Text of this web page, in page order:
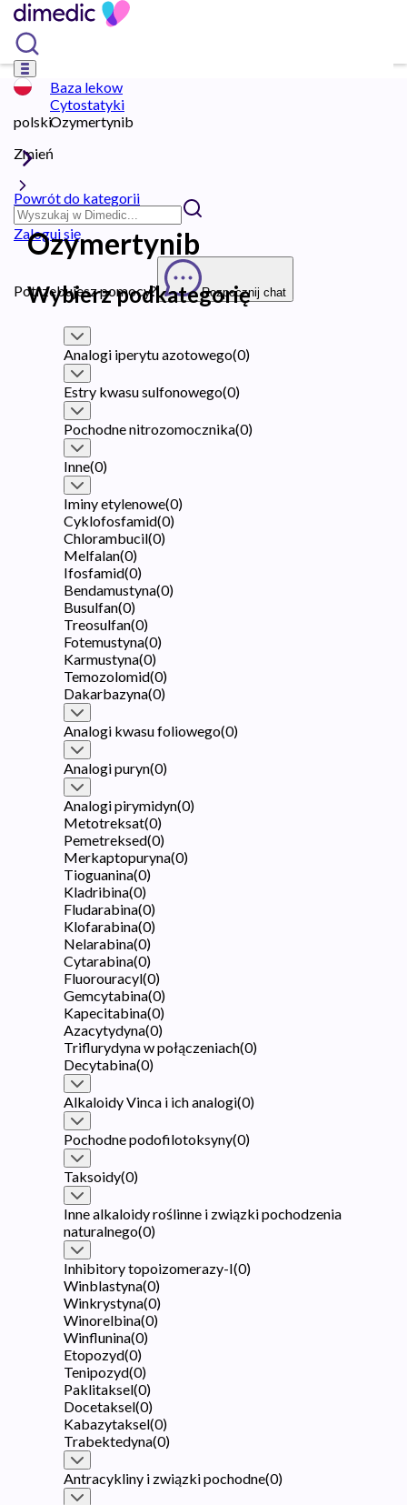
polski
Zmień
Zaloguj się
Potrzebujesz pomocy? Rozpocznij chat
Baza lekow
Cytostatyki
Ozymertynib
Powrót do kategorii
Ozymertynib
Wybierz podkategorię
Analogi iperytu azotowego(0)
Estry kwasu sulfonowego(0)
Pochodne nitrozomocznika(0)
Inne(0)
Iminy etylenowe(0)
Cyklofosfamid(0)
Chlorambucil(0)
Melfalan(0)
Ifosfamid(0)
Bendamustyna(0)
Busulfan(0)
Treosulfan(0)
Fotemustyna(0)
Karmustyna(0)
Temozolomid(0)
Dakarbazyna(0)
Analogi kwasu foliowego(0)
Analogi puryn(0)
Analogi pirymidyn(0)
Metotreksat(0)
Pemetreksed(0)
Merkaptopuryna(0)
Tioguanina(0)
Kladribina(0)
Fludarabina(0)
Klofarabina(0)
Nelarabina(0)
Cytarabina(0)
Fluorouracyl(0)
Gemcytabina(0)
Kapecitabina(0)
Azacytydyna(0)
Triflurydyna w połączeniach(0)
Decytabina(0)
Alkaloidy Vinca i ich analogi(0)
Pochodne podofilotoksyny(0)
Taksoidy(0)
Inne alkaloidy roślinne i związki pochodzenia
naturalnego(0)
Inhibitory topoizomerazy-I(0)
Winblastyna(0)
Winkrystyna(0)
Winorelbina(0)
Winflunina(0)
Etopozyd(0)
Tenipozyd(0)
Paklitaksel(0)
Docetaksel(0)
Kabazytaksel(0)
Trabektedyna(0)
Antracykliny i związki pochodne(0)